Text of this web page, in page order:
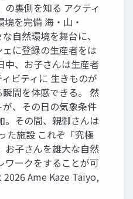
の裏側を知る アクティ
境を完備 海‧⼭‧
⾃然環境を舞台に、
に登録の⽣産者をは
中、お⼦さんは⽣産者
ビティに ⽣きものが
間を体感できる。 然
、その⽇の気象条件
。その間、親御さんは
た施設 これぞ「究極
お⼦さんを雄⼤な⾃然
ワークをすることが可
Ame Kaze Taiyo,